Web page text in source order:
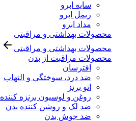
سایه ابرو
ریمل ابرو
مداد ابرو
محصولات بهداشتی و مراقبتی
محصولات بهداشتی و مراقبتی
محصولات مراقبت از بدن
افترسان
ضد درد، سوختگی و التهاب
اتو برنز
روغن و لوسیون برنزه کننده
ضد لک و روشن کننده بدن
ضد جوش بدن